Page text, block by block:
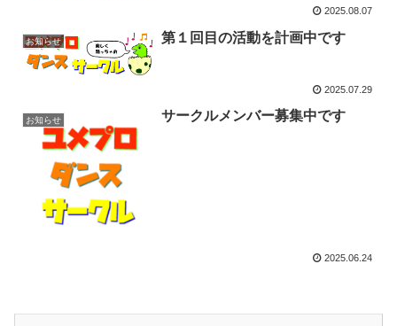
2025.08.07
お知らせ 第１回目の活動を計画中です
2025.07.29
お知らせ サークルメンバー募集中です
2025.06.24